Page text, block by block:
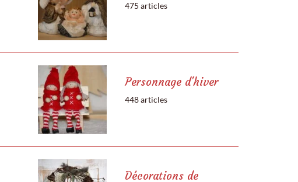
475 articles
Personnage d'hiver
448 articles
Décorations de